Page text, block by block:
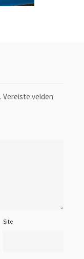
Vereiste velden
Site